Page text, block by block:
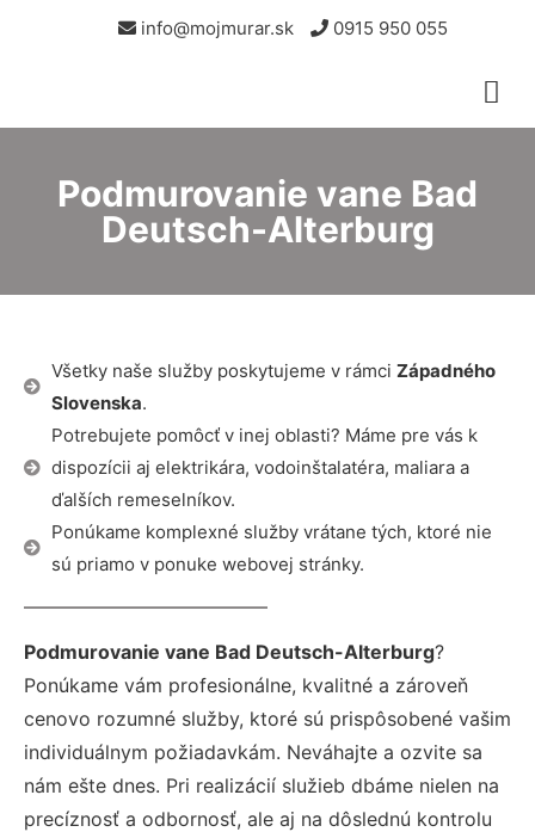
info@mojmurar.sk 0915 950 055
Podmurovanie vane Bad
Deutsch-Alterburg
Všetky naše služby poskytujeme v rámci Západného
Slovenska.
Potrebujete pomôcť v inej oblasti? Máme pre vás k
dispozícii aj elektrikára, vodoinštalatéra, maliara a
ďalších remeselníkov.
Ponúkame komplexné služby vrátane tých, ktoré nie
sú priamo v ponuke webovej stránky.
Podmurovanie vane Bad Deutsch-Alterburg?
Ponúkame vám profesionálne, kvalitné a zároveň
cenovo rozumné služby, ktoré sú prispôsobené vašim
individuálnym požiadavkám. Neváhajte a ozvite sa
nám ešte dnes. Pri realizácií služieb dbáme nielen na
precíznosť a odbornosť, ale aj na dôslednú kontrolu